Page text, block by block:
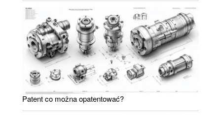
Patent co można opatentować?